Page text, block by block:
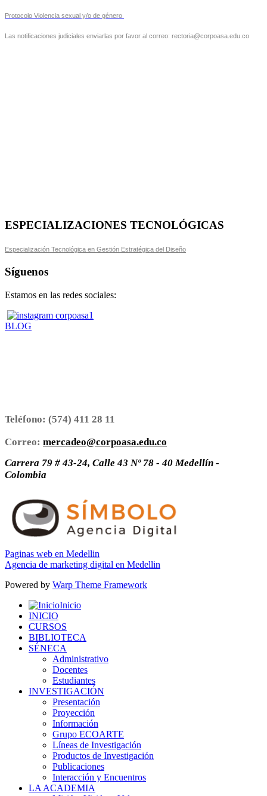
Protocolo Violencia sexual y/o de género
Las notificaciones judiciales enviarlas por favor al correo: rectoria@corpoasa.edu.co
ESPECIALIZACIONES TECNOLÓGICAS
Especialización Tecnológica en Gestión Estratégica del Diseño
Síguenos
Estamos en las redes sociales:
BLOG
Teléfono: (574) 411 28 11
Correo: mercadeo@corpoasa.edu.co
Carrera 79 # 43-24, Calle 43 Nº 78 - 40 Medellín -
Colombia
Paginas web en Medellin
Agencia de marketing digital en Medellin
Powered by Warp Theme Framework
Inicio
INICIO
CURSOS
BIBLIOTECA
SÉNECA
Administrativo
Docentes
Estudiantes
INVESTIGACIÓN
Presentación
Proyección
Información
Grupo ECOARTE
Líneas de Investigación
Productos de Investigación
Publicaciones
Interacción y Encuentros
LA ACADEMIA